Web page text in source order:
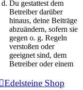
Edelsteine Shop
Du gestattest dem
Betreiber darüber
hinaus, deine Beiträge
abzuändern, sofern sie
gegen o. g. Regeln
verstoßen oder
geeignet sind, dem
Betreiber oder einem